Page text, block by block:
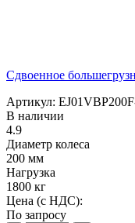
Сдвоенное
Артикул:
В наличии
4.9
Диаметр колеса
200 мм
Нагрузка
1800 кг
Цена (с НДС):
По запросу